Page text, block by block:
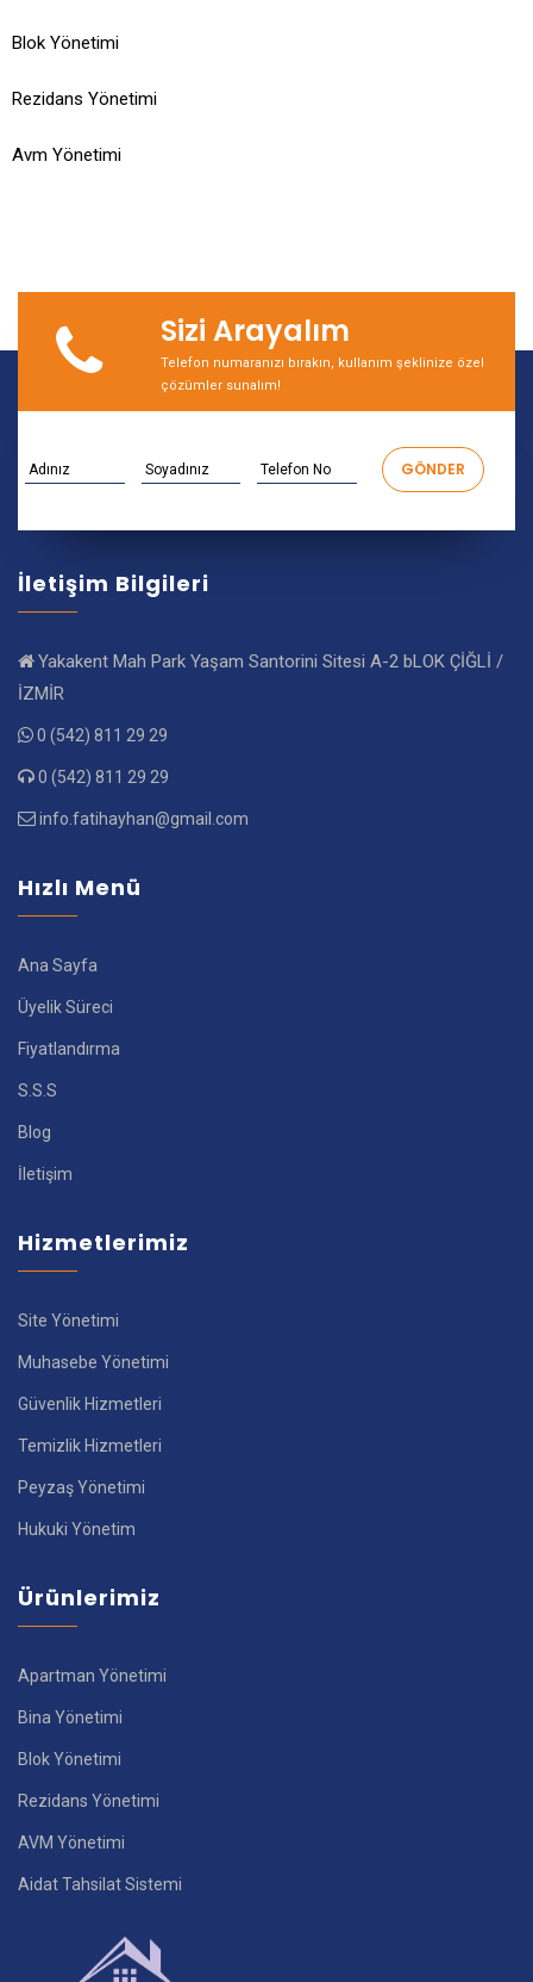
Blok Yönetimi
Rezidans Yönetimi
Avm Yönetimi
Sizi Arayalım
Telefon numaranızı bırakın, kullanım şeklinize özel
çözümler sunalım!
İletişim Bilgileri
Yakakent Mah Park Yaşam Santorini Sitesi A-2 bLOK ÇİĞLİ /
İZMİR
0 (542) 811 29 29
0 (542) 811 29 29
info.fatihayhan@gmail.com
Hızlı Menü
Ana Sayfa
Üyelik Süreci
Fiyatlandırma
S.S.S
Blog
İletişim
Hizmetlerimiz
Site Yönetimi
Muhasebe Yönetimi
Güvenlik Hizmetleri
Temizlik Hizmetleri
Peyzaş Yönetimi
Hukuki Yönetim
Ürünlerimiz
Apartman Yönetimi
Bina Yönetimi
Blok Yönetimi
Rezidans Yönetimi
AVM Yönetimi
Aidat Tahsilat Sistemi